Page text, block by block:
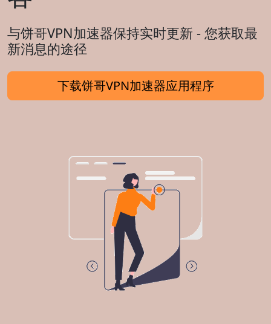
与饼哥VPN加速器保持实时更新 - 您获取最
新消息的途径
下载饼哥VPN加速器应用程序